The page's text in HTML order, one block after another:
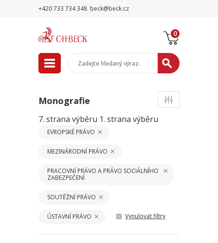
+420 733 734 348 beck@beck.cz
0
Monografie
7. strana výběru 1. strana výběru
EVROPSKÉ PRÁVO
MEZINÁRODNÍ PRÁVO
PRACOVNÍ PRÁVO A PRÁVO SOCIÁLNÍHO
ZABEZPEČENÍ
SOUTĚŽNÍ PRÁVO
ÚSTAVNÍ PRÁVO Vynulovat filtry